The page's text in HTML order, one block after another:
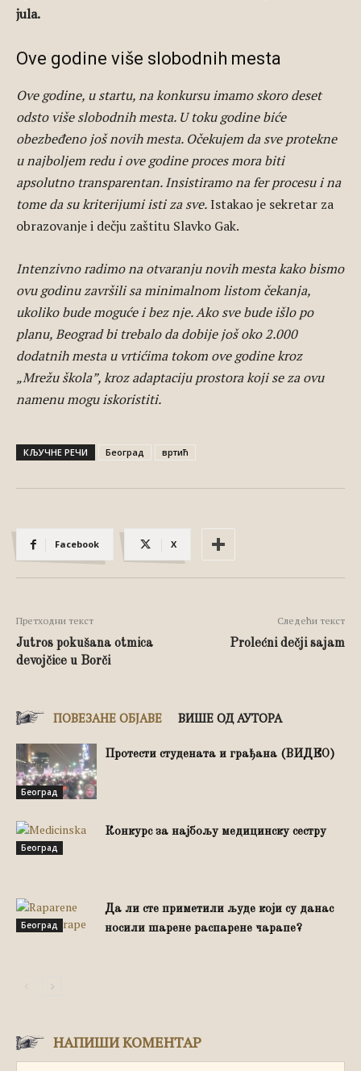
jula.
Ove godine više slobodnih mesta
Ove godine, u startu, na konkursu imamo skoro deset
odsto više slobodnih mesta. U toku godine biće
obezbeđeno još novih mesta. Očekujem da sve protekne
u najboljem redu i ove godine proces mora biti
apsolutno transparentan. Insistiramo na fer procesu i na
tome da su kriterijumi isti za sve.Istakao je sekretar za
obrazovanje i dečju zaštitu Slavko Gak.
Intenzivno radimo na otvaranju novih mesta kako bismo
ovu godinu završili sa minimalnom listom čekanja,
ukoliko bude moguće i bez nje. Ako sve bude išlo po
planu, Beograd bi trebalo da dobije još oko 2.000
dodatnih mesta u vrtićima tokom ove godine kroz
„Mrežu škola”, kroz adaptaciju prostora koji se za ovu
namenu mogu iskoristiti.
КЉУЧНЕ РЕЧИ Београд вртић
Facebook X
Претходни текст
Jutros pokušana otmica
devojčice u Borči
Следећи текст
Prolećni dečji sajam
ПОВЕЗАНЕ ОБЈАВЕ ВИШЕ ОД АУТОРА
Београд
Протести студената и грађана (ВИДЕО)
Београд
Конкурс за најбољу медицинску сестру
Београд
Да ли сте приметили људе који су данас
носили шарене распарене чарапе?
НАПИШИ КОМЕНТАР